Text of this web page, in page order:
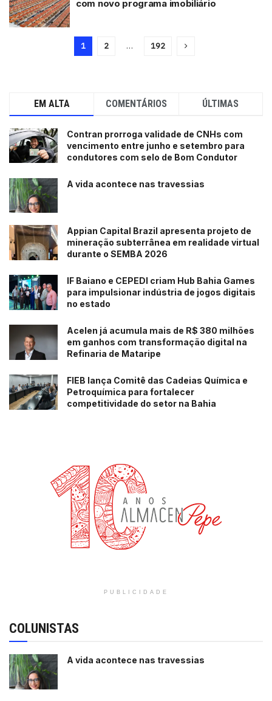
com novo programa imobiliário
1 2 … 192
EM ALTA COMENTÁRIOS ÚLTIMAS
Contran prorroga validade de CNHs com
vencimento entre junho e setembro para
condutores com selo de Bom Condutor
A vida acontece nas travessias
Appian Capital Brazil apresenta projeto de
mineração subterrânea em realidade virtual
durante o SEMBA 2026
IF Baiano e CEPEDI criam Hub Bahia Games
para impulsionar indústria de jogos digitais
no estado
Acelen já acumula mais de R$ 380 milhões
em ganhos com transformação digital na
Refinaria de Mataripe
FIEB lança Comitê das Cadeias Química e
Petroquímica para fortalecer
competitividade do setor na Bahia
PUBLICIDADE
COLUNISTAS
A vida acontece nas travessias